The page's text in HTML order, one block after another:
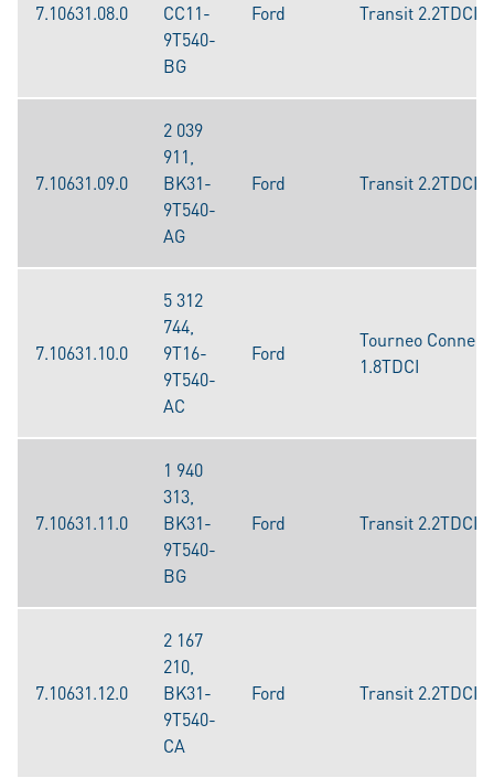
7.10631.08.0
CC11-
9T540-
BG
Ford Transit 2.2TDCI
7.10631.09.0
2 039
911,
BK31-
9T540-
AG
Ford Transit 2.2TDCI
7.10631.10.0
5 312
744,
9T16-
9T540-
AC
Ford
Tourneo Connect
1.8TDCI
7.10631.11.0
1 940
313,
BK31-
9T540-
BG
Ford Transit 2.2TDCI
7.10631.12.0
2 167
210,
BK31-
9T540-
CA
Ford Transit 2.2TDCI